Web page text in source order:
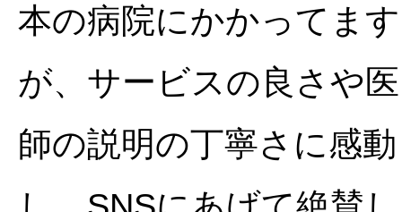
本の病院にかかってます
が、サービスの良さや医
師の説明の丁寧さに感動